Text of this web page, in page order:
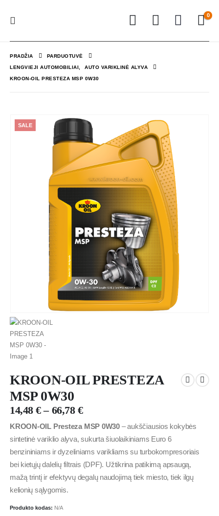
0
PRADŽIA PARDUOTUVĖ
LENGVIEJI AUTOMOBILIAI AUTO VARIKLINĖ ALYVA
KROON-OIL PRESTEZA MSP 0W30
SALE
KROON-OIL PRESTEZA
MSP 0W30
14,48€ – 66,78 €
KROON-OIL Presteza MSP 0W30– aukščiausios kokybės
sintetinė variklio alyva, sukurta šiuolaikiniams Euro 6
benzininiams ir dyzeliniams varikliams su turbokompresoriais
bei kietųjų dalelių filtrais (DPF). Užtikrina patikimą apsaugą,
mažą trintį ir efektyvų degalų naudojimą tiek miesto, tiek ilgų
kelionių sąlygomis.
Produkto kodas: N/A